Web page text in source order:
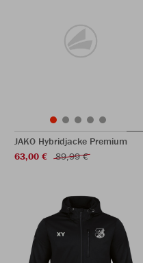
JAKO Hybridjacke Premium
63,00 €
89,99 €